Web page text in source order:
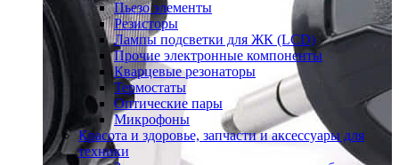
Пьезо элементы
Резисторы
Лампы подсветки для ЖК (LCD)
Прочие электронные компоненты
Кварцевые резонаторы
Термостаты
Оптические пары
Микрофоны
Красота и здоровье, запчасти и аксессуары для
техники